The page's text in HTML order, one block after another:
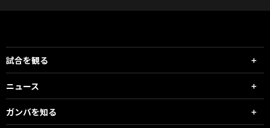
試合を観る
ニュース
ガンバを知る